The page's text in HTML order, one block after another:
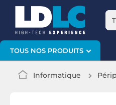
TOUS NOS PRODUITS
Informatique